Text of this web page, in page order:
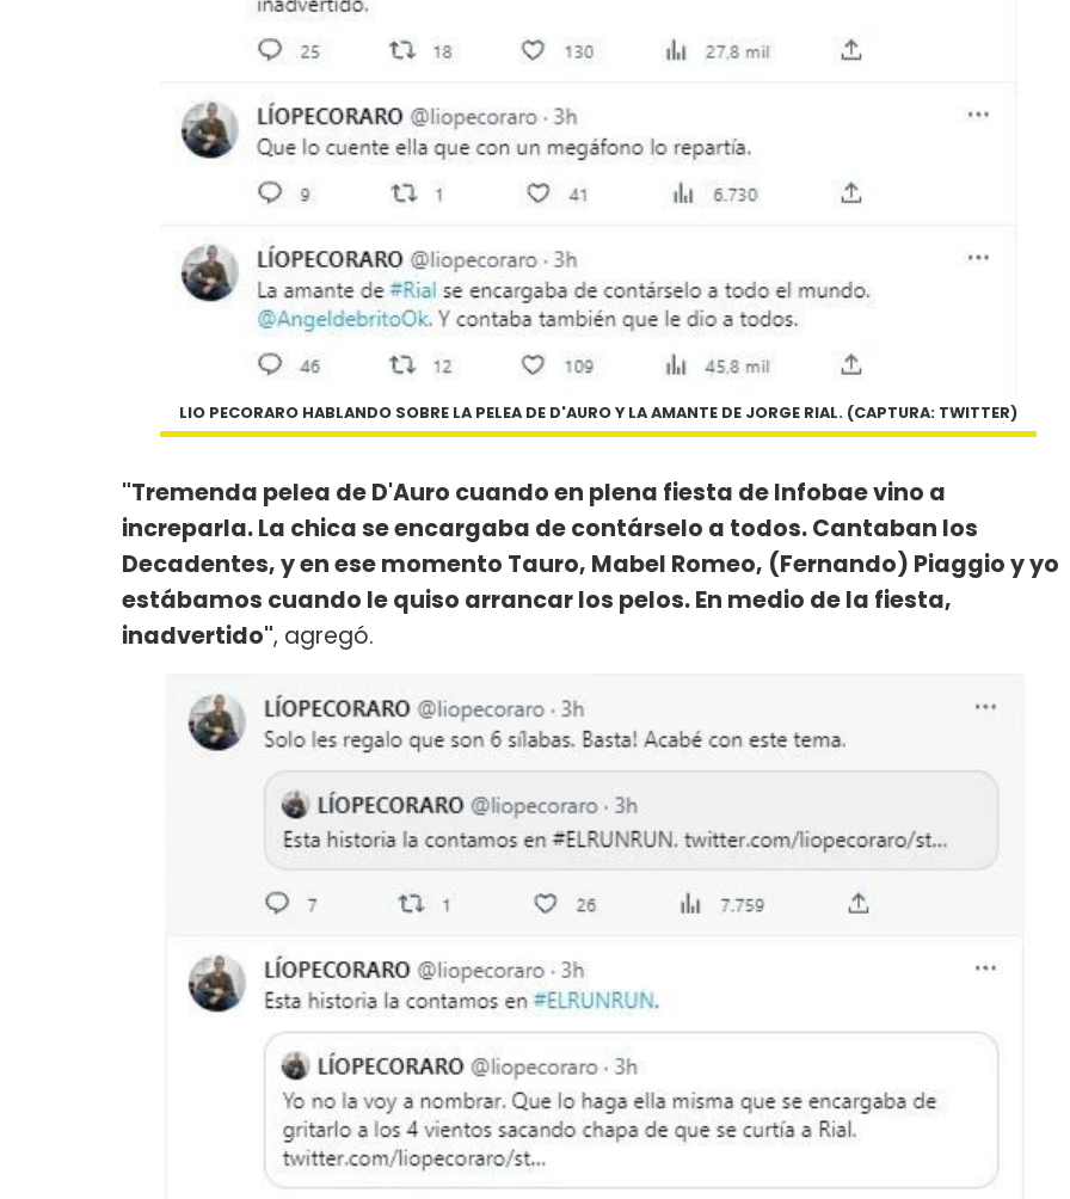
LIO PECORARO HABLANDO SOBRE LA PELEA DE D'AURO Y LA AMANTE DE JORGE RIAL. (CAPTURA: TWITTER)
"Tremenda pelea de D'Auro cuando en plena fiesta de Infobae vino a
increparla. La chica se encargaba de contárselo a todos. Cantaban los
Decadentes, y en ese momento Tauro, Mabel Romeo, (Fernando) Piaggio y yo
estábamos cuando le quiso arrancar los pelos. En medio de la fiesta,
inadvertido", agregó.